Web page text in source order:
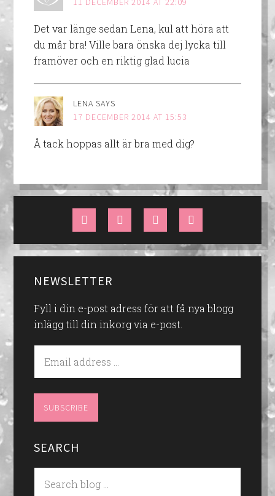
Det var länge sedan Lena, kul att höra att
du mår bra! Ville bara önska dej lycka till
framöver och en riktig glad lucia
LENA SAYS
17 DECEMBER 2014 AT 15:53
Å tack hoppas allt är bra med dig?
NEWSLETTER
Fyll i din e-post adress för att få nya blogg
inlägg till din inkorg via e-post.
SEARCH